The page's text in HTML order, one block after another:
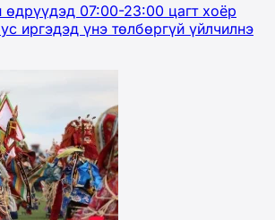
07:00-23:00 цагт хоёр
иргэдэд үнэ төлбөргүй үйлчилнэ